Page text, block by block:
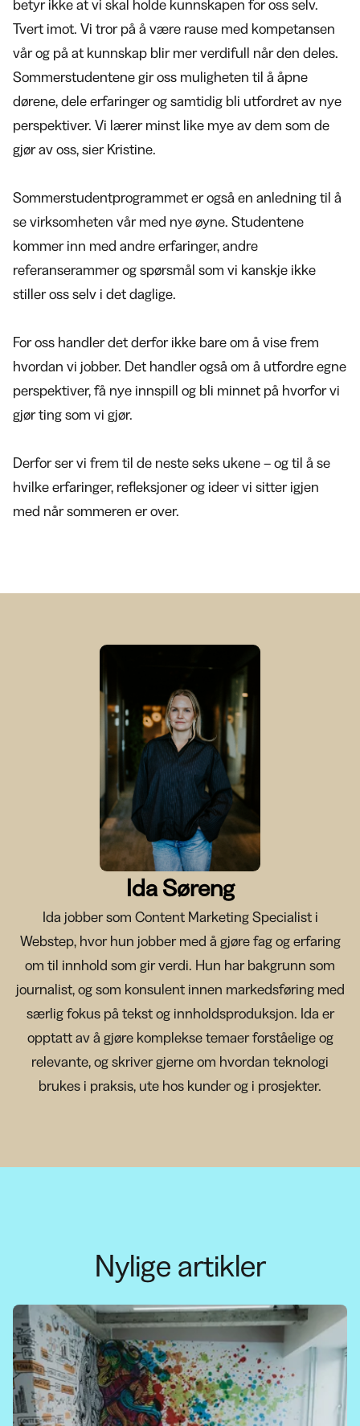
betyr ikke at vi skal holde kunnskapen for oss selv.
Tvert imot. Vi tror på å være rause med kompetansen
vår og på at kunnskap blir mer verdifull når den deles.
Sommerstudentene gir oss muligheten til å åpne
dørene, dele erfaringer og samtidig bli utfordret av nye
perspektiver. Vi lærer minst like mye av dem som de
gjør av oss, sier Kristine.
Sommerstudentprogrammet er også en anledning til å
se virksomheten vår med nye øyne. Studentene
kommer inn med andre erfaringer, andre
referanserammer og spørsmål som vi kanskje ikke
stiller oss selv i det daglige.
For oss handler det derfor ikke bare om å vise frem
hvordan vi jobber. Det handler også om å utfordre egne
perspektiver, få nye innspill og bli minnet på hvorfor vi
gjør ting som vi gjør.
Derfor ser vi frem til de neste seks ukene – og til å se
hvilke erfaringer, refleksjoner og ideer vi sitter igjen
med når sommeren er over.
Ida Søreng
Ida jobber som Content Marketing Specialist i
Webstep, hvor hun jobber med å gjøre fag og erfaring
om til innhold som gir verdi. Hun har bakgrunn som
journalist, og som konsulent innen markedsføring med
særlig fokus på tekst og innholdsproduksjon. Ida er
opptatt av å gjøre komplekse temaer forståelige og
relevante, og skriver gjerne om hvordan teknologi
brukes i praksis, ute hos kunder og i prosjekter.
Nylige artikler